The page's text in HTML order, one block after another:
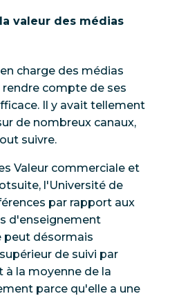
valeur des médias
charge des médias
rendre compte de ses
Il y avait tellement
de nombreux canaux,
suivre.
Valeur commerciale et
l'Université de
par rapport aux
d'enseignement
peut désormais
de suivi par
la moyenne de la
parce qu'elle a une